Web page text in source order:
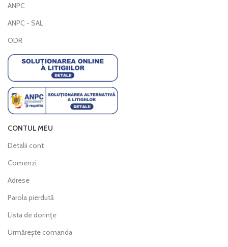
ANPC
ANPC - SAL
ODR
CONTUL MEU
Detalii cont
Comenzi
Adrese
Parola pierdută
Lista de dorințe
Urmărește comanda